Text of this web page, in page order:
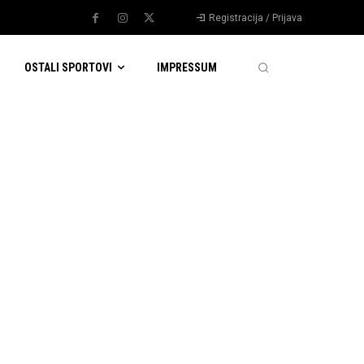
Registracija / Prijava
OSTALI SPORTOVI IMPRESSUM